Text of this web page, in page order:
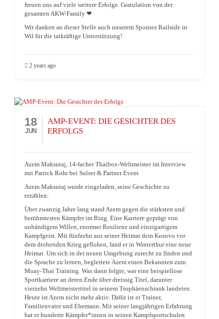
freuen uns auf viele weitere Erfolge. Gratulation von der
gesamten AKW-Family ❤
Wir danken an dieser Stelle auch unserem Sponsor Railside in
Wil für die tatkräftige Unterstützung!
2 years ago
18
JUN
AMP-EVENT: DIE GESICHTER DES
ERFOLGS
Azem Maksutaj, 14-facher Thaibox-Weltmeister im Interview
mit Patrick Rohr bei Sulser & Partner Event
Azem Maksutaj wurde eingeladen, seine Geschichte zu
erzählen:
Über zwanzig Jahre lang stand Azem gegen die stärksten und
berühmtesten Kämpfer im Ring. Eine Karriere geprägt von
unbändigem Willen, enormer Resilienz und einzigartigem
Kampfgeist. Mit fünfzehn aus seiner Heimat dem Kosovo vor
dem drohenden Krieg geflohen, fand er in Winterthur eine neue
Heimat. Um sich in der neuen Umgebung zurecht zu finden und
die Sprache zu lernen, begleitete Azem einen Bekannten zum
Muay-Thai Training. Was dann folgte, war eine beispiellose
Sportkarriere an deren Ende über dreissig Titel, darunter
vierzehn Weltmeistertitel in seinem Trophäenschrank landeten.
Heute ist Azem nicht mehr aktiv. Dafür ist er Trainer,
Familienvater und Ehemann. Mit seiner langjährigen Erfahrung
hat er hunderte Kämpfer*innen in seinen Kampfsportschulen